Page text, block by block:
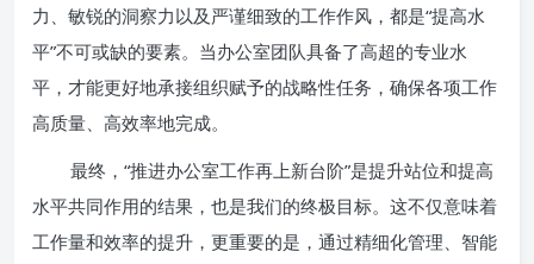
力、敏锐的洞察力以及严谨细致的工作作风，都是“提高水
平”不可或缺的要素。当办公室团队具备了高超的专业水
平，才能更好地承接组织赋予的战略性任务，确保各项工作
高质量、高效率地完成。
最终，“推进办公室工作再上新台阶”是提升站位和提高
水平共同作用的结果，也是我们的终极目标。这不仅意味着
工作量和效率的提升，更重要的是，通过精细化管理、智能